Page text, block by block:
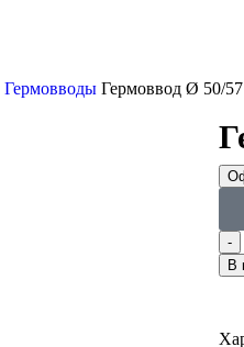
Гермовводы Гермоввод Ø 50/
В